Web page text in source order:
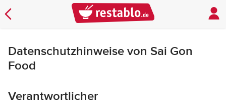
Datenschutzhinweise von Sai Gon
Food
Verantwortlicher